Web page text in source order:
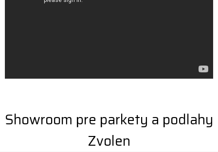
Showroom pre parkety a podlahy
Zvolen